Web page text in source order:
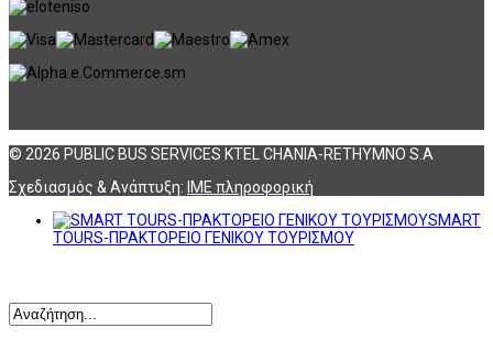
© 2026 PUBLIC BUS SERVICES KTEL CHANIA-RETHYMNO S.A
Σχεδιασμός & Ανάπτυξη: ΙΜΕ πληροφορική
SMART
TOURS-ΠΡΑΚΤΟΡΕΙΟ ΓΕΝΙΚΟΥ ΤΟΥΡΙΣΜΟΥ